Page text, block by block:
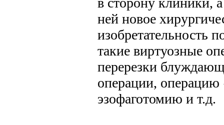
ней новое
изобретательность
такие виртуозные
перерезки
операции, операцию
эзофаготомию и т.д.